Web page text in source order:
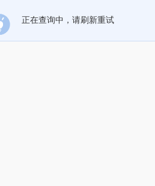
正在查询中，请刷新重试